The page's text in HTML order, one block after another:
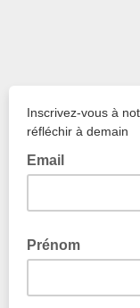
Inscrivez-vous à
réfléchir à demain
Email
Prénom